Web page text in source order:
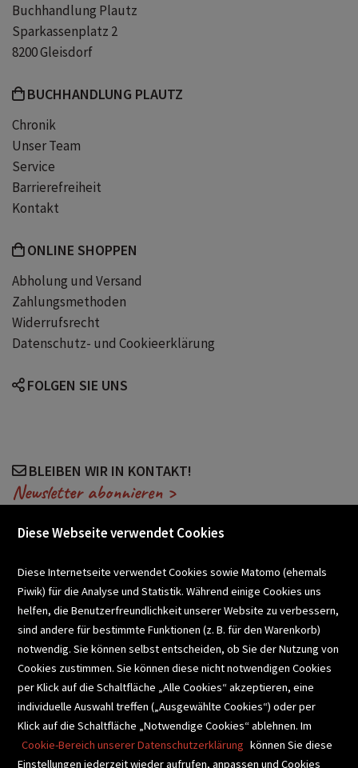
Buchhandlung Plautz
Sparkassenplatz 2
8200 Gleisdorf
BUCHHANDLUNG PLAUTZ
Chronik
Unser Team
Service
Barrierefreiheit
Kontakt
ONLINE SHOPPEN
Abholung und Versand
Zahlungsmethoden
Widerrufsrecht
Datenschutz- und Cookieerklärung
FOLGEN SIE UNS
BLEIBEN WIR IN KONTAKT!
Newsletter abonnieren >
SCHULBUCHSERVICE
BUCHEMPFEHLUNGEN
BIBLIOTHEKSSERVICE
Diese Webseite verwendet Cookies
Diese Internetseite verwendet Cookies sowie Matomo (ehemals
Piwik) für die Analyse und Statistik. Während einige Cookies uns
helfen, die Benutzerfreundlichkeit unserer Website zu verbessern,
sind andere für bestimmte Funktionen (z. B. für den Warenkorb)
notwendig. Sie können selbst entscheiden, ob Sie der Nutzung von
Cookies zustimmen. Sie können diese nicht notwendigen Cookies
per Klick auf die Schaltfläche „Alle Cookies“ akzeptieren, eine
individuelle Auswahl treffen („Ausgewählte Cookies“) oder per
Klick auf die Schaltfläche „Notwendige Cookies“ ablehnen. Im
Cookie-Bereich unserer Datenschutzerklärung können Sie diese
Einstellungen jederzeit wieder aufrufen, anpassen und Cookies